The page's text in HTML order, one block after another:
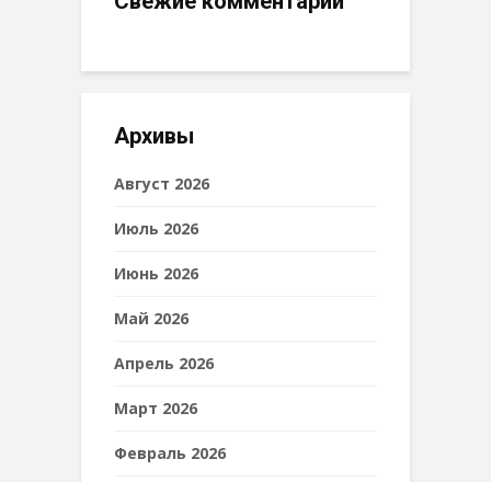
Архивы
Август 2026
Июль 2026
Июнь 2026
Май 2026
Апрель 2026
Март 2026
Февраль 2026